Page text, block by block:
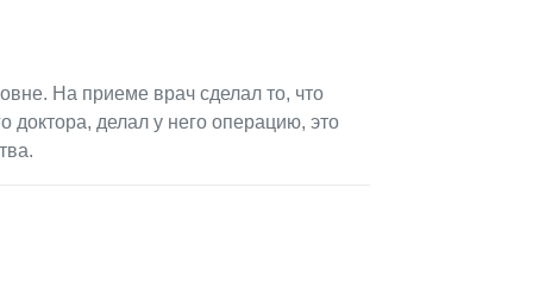
На приеме врач сделал то, что
доктора, делал у него операцию, это